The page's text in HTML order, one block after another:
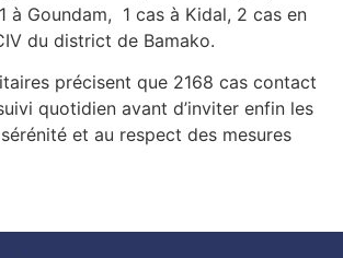
à Goundam, 1 cas à Kidal, 2 cas en
du district de Bamako.
précisent que 2168 cas contact
quotidien avant d’inviter enfin les
et au respect des mesures